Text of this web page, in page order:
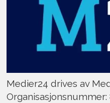
Medier24 drives av
Organisasjonsnummer: